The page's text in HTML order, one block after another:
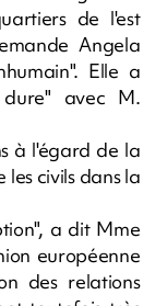
de l'est
Angela
Elle a
avec M.
à l'égard de la
civils dans la
a dit Mme
européenne
des relations